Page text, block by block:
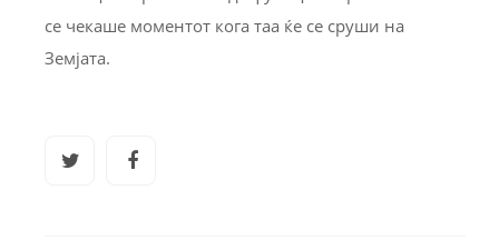
се чекаше моментот кога таа ќе се сруши на
Земјата.